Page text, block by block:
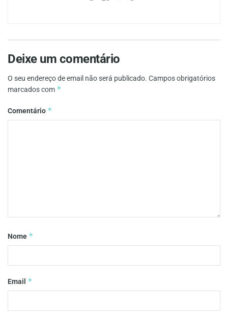
Deixe um comentário
O seu endereço de email não será publicado. Campos obrigatórios
marcados com *
Comentário *
Nome *
Email *